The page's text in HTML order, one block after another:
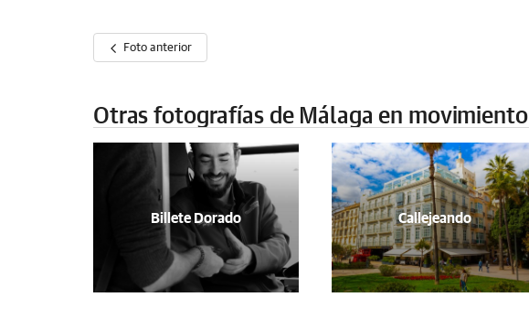
Foto anterior
Otras fotografías de Málaga en movimiento
Billete Dorado Callejeando